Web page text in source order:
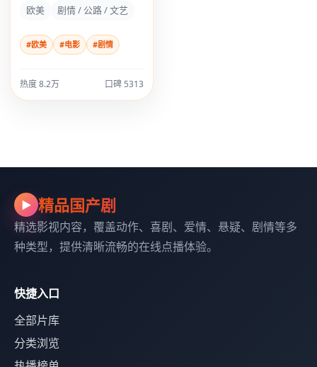
欧美 剧情 / 公路 / 文艺
#欧美 #电影 #剧情
热度 8.2万 口碑 5313
▶ 精品国产剧
精选影视内容，覆盖动作、喜剧、爱情、悬疑、剧情等多
种类型，提供清晰流畅的在线点播体验。
快捷入口
全部片库
分类浏览